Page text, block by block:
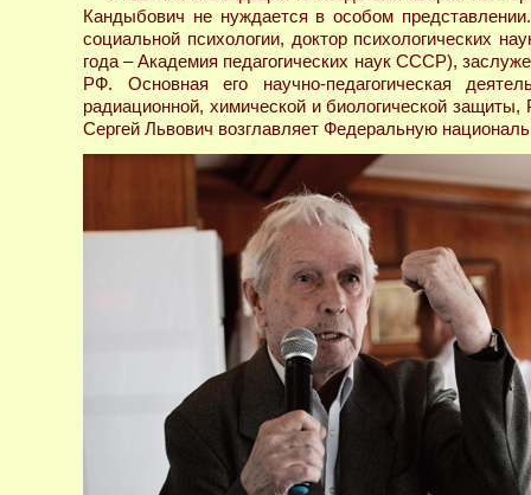
Кандыбович не нуждается в особом
социальной психологии, доктор психологических
года – Академия педагогических наук СССР),
РФ. Основная его научно-педагогическая
радиационной, химической и биологической
Сергей Львович возглавляет Федеральную